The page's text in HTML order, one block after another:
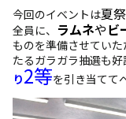
今回のイベントは夏
全員に、 ラムネやビ
ものを準備させてい
たるガラガラ抽選も好
り2等を引き当てて